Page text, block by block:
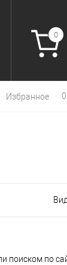
0
Избранное 0
поиском по